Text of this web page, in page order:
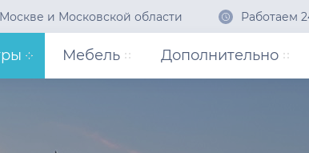
и Московской области Работаем
Мебель Дополнительно